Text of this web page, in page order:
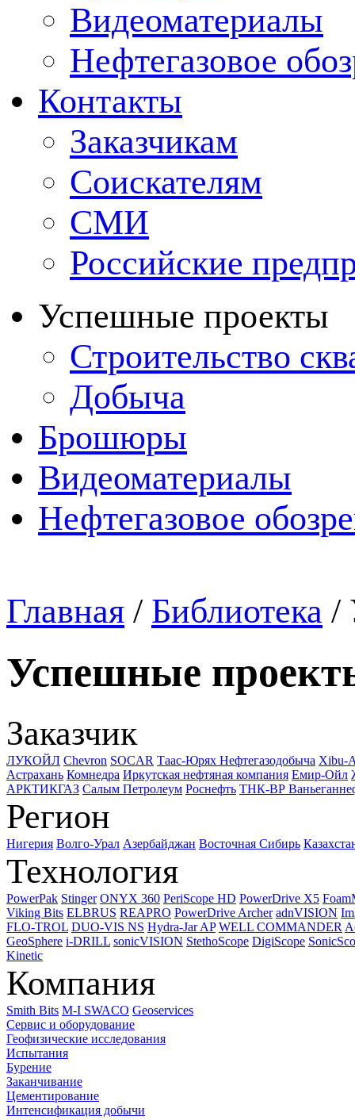
Видеоматериалы
Нефтегазовое
Контакты
Заказчикам
Соискателям
СМИ
Российские
Успешные проекты
Строительство
Добыча
Брошюры
Видеоматериалы
Нефтегазовое
Главная / Библиотека /
Успешные
Заказчик
ЛУКОЙЛ Chevron SOCAR Таас-Юрях Нефтегазодобыча Xibu-
Астрахань Комнедра Иркутская нефтяная компания Емир-Ойл
АРКТИКГАЗ Салым Петролеум Роснефть ТНК-ВР
Регион
Нигерия Волго-Урал Азербайджан Восточная Сибирь
Технология
PowerPak Stinger ONYX 360 PeriScope HD PowerDrive X5
Viking Bits ELBRUS REAPRO PowerDrive Archer adnVISION
FLO-TROL DUO-VIS NS Hydra-Jar AP WELL COMMANDER
GeoSphere i-DRILL sonicVISION StethoScope DigiScope
Kinetic
Компания
Smith Bits M-I SWACO Geoservices
Сервис и оборудование
Геофизические исследования
Испытания
Бурение
Заканчивание
Цементирование
Интенсификация добычи